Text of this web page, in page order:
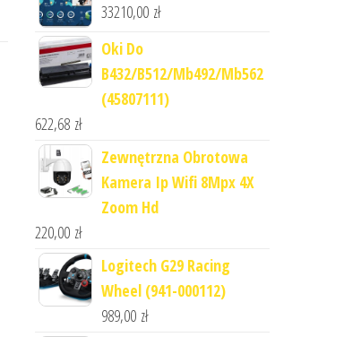
33210,00 zł
Oki Do
B432/B512/Mb492/Mb562
(45807111)
622,68 zł
Zewnętrzna Obrotowa
Kamera Ip Wifi 8Mpx 4X
Zoom Hd
220,00 zł
Logitech G29 Racing
Wheel (941-000112)
989,00 zł